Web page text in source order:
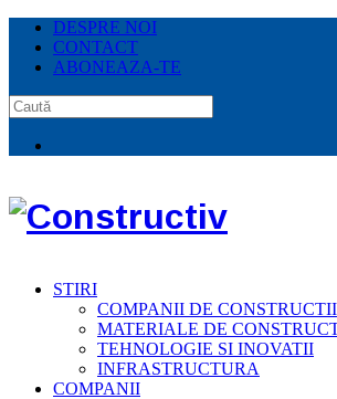
DESPRE NOI
CONTACT
ABONEAZA-TE
STIRI
COMPANII DE CONSTRUCTII
MATERIALE DE
TEHNOLOGIE SI INOVATII
INFRASTRUCTURA
COMPANII